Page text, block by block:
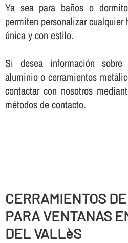
Ya sea para baños o
permiten personalizar
única y con estilo.
Si desea información sobre
aluminio o cerramientos
contactar con nosotros
métodos de contacto.
CERRAMIENTOS
PARA VENTANAS
DEL VALLèS